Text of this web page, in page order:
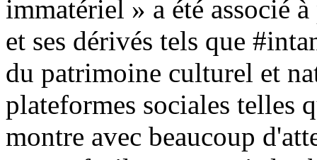
immatériel » a été associé
et ses dérivés tels que
du patrimoine culturel et
plateformes sociales telles
montre avec beaucoup